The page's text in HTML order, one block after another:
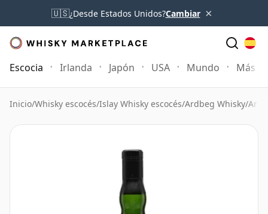
🇺🇸¿Desde Estados Unidos?Cambiar ×
Escocia Irlanda Japón USA Mundo Más
Inicio/Whisky escocés/Islay Whisky escocés/Ardbeg Whisky/